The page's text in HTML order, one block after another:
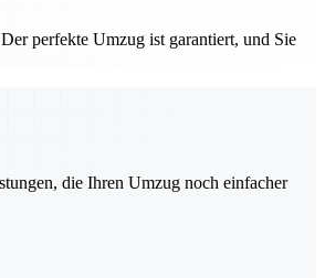
perfekte Umzug ist garantiert, und Sie
die Ihren Umzug noch einfacher